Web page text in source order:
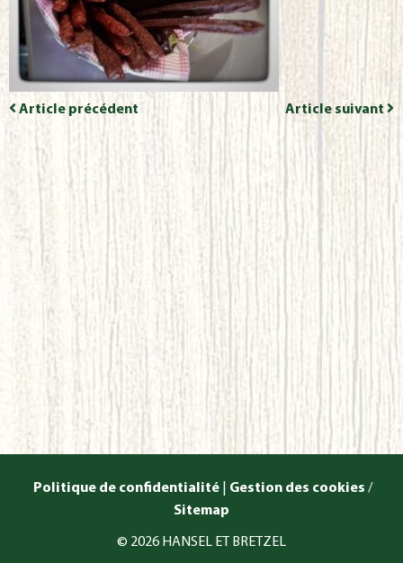
Article précédent Article suivant
Politique de confidentialité Gestion des cookies /
Sitemap
© 2026 HANSEL ET BRETZEL